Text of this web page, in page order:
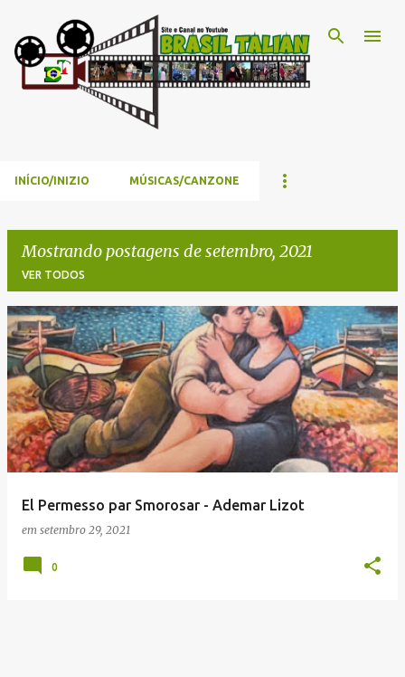
Pular para o conteúdo principal
INÍCIO/INIZIO MÚSICAS/CANZONE
Mostrando postagens de setembro, 2021
VER TODOS
P
o
s
t
a
g
El Permesso par Smorosar - Ademar Lizot
em setembro 29, 2021
0